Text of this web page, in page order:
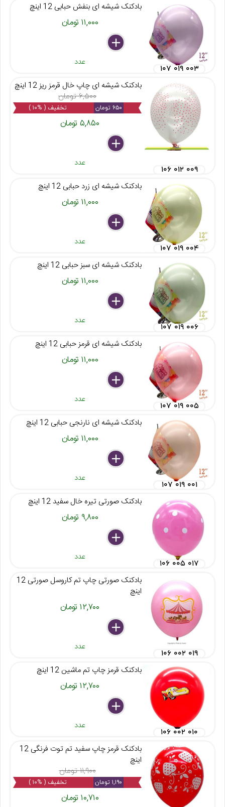
بادکنک شیشه ای بنفش حبابی 12 اینچ
۱۱,۰۰۰ تومان
delete
remove
add
عدد
۱۰۷ ۰۱۹ ۰۰۳
بادکنک شیشه ای چاپ خال قرمز ریز 12 اینچ
۶,۵۰۰ تومان
۶۵۰ تومان تخفیف ( %۱۰ )
۵,۸۵۰ تومان
delete
remove
add
عدد
۱۰۶ ۰۱۲ ۰۰۹
بادکنک شیشه ای زرد حبابی 12 اینچ
۱۱,۰۰۰ تومان
delete
remove
add
عدد
۱۰۷ ۰۱۹ ۰۰۴
بادکنک شیشه ای سبز حبابی 12 اینچ
۱۱,۰۰۰ تومان
delete
remove
add
عدد
۱۰۷ ۰۱۹ ۰۰۶
بادکنک شیشه ای قرمز حبابی 12 اینچ
۱۱,۰۰۰ تومان
delete
remove
add
عدد
۱۰۷ ۰۱۹ ۰۰۵
بادکنک شیشه ای نارنجی حبابی 12 اینچ
۱۱,۰۰۰ تومان
delete
remove
add
عدد
۱۰۷ ۰۱۹ ۰۰۱
بادکنک صورتی تیره خال سفید 12 اینچ
۹,۸۰۰ تومان
delete
remove
add
عدد
۱۰۶ ۰۰۵ ۰۱۷
بادکنک صورتی چاپ تم کاروسل صورتی 12
اینچ
۱۲,۷۰۰ تومان
delete
remove
add
عدد
۱۰۶ ۰۰۲ ۰۱۹
بادکنک قرمز چاپ تم ماشین 12 اینچ
۱۲,۷۰۰ تومان
delete
remove
add
عدد
۱۰۶ ۰۰۲ ۰۱۰
بادکنک قرمز چاپ سفید تم توت فرنگی 12
اینچ
۱۱,۹۰۰ تومان
۱,۱۹۰ تومان تخفیف ( %۱۰ )
۱۰,۷۱۰ تومان